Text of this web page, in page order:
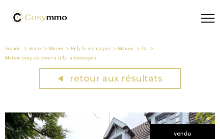
Accueil Vente Marne Rilly la montagne Maison
T6
Maison coup de coeur a rilly la montagne
retour aux résultats
vendu